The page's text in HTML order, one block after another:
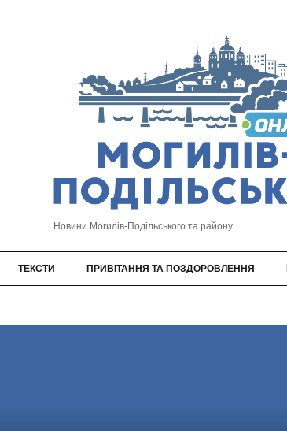
Новини Могилів-Подільського та району
ТЕКСТИ ПРИВІТАННЯ ТА ПОЗДОРОВЛЕННЯ